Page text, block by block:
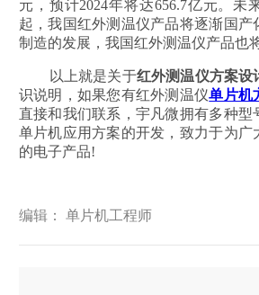
元，预计2024年将达656.7亿元。未
起，我国红外测温仪产品将逐渐国产
制造的发展，我国红外测温仪产品也
以上就是关于红外测温仪方案设
识说明，如果您有红外测温仪单片机
直接和我们联系，宇凡微拥有多种型
单片机应用方案的开发，致力于为广
的电子产品!
编辑： 单片机工程师